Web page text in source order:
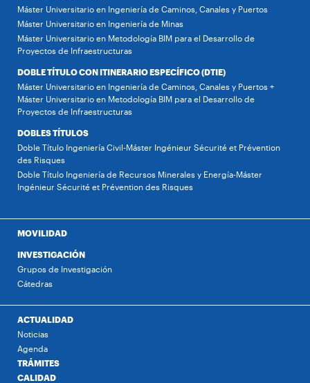
Máster Universitario en Ingeniería de Caminos, Canales y Puertos
Máster Universitario en Ingeniería de Minas
Máster Universitario en Metodología BIM para el Desarrollo de
Proyectos de Infraestructuras
DOBLE TÍTULO CON ITINERARIO ESPECÍFICO (DTIE)
Máster Universitario en Ingeniería de Caminos, Canales y Puertos +
Máster Universitario en Metodología BIM para el Desarrollo de
Proyectos de Infraestructuras
DOBLES TÍTULOS
Doble Título Ingeniería Civil-Máster Ingénieur Sécurité et Prévention
des Risques
Doble Título Ingeniería de Recursos Minerales y Energía-Máster
Ingénieur Sécurité et Prévention des Risques
MOVILIDAD
INVESTIGACIÓN
Grupos de Investigación
Cátedras
ACTUALIDAD
Noticias
Agenda
TRÁMITES
CALIDAD